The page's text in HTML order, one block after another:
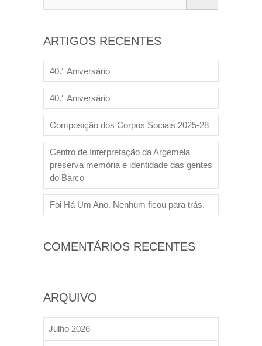
ARTIGOS RECENTES
40.° Aniversário
40.° Aniversário
Composição dos Corpos Sociais 2025-28
Centro de Interpretação da Argemela
preserva memória e identidade das gentes
do Barco
Foi Há Um Ano. Nenhum ficou para trás.
COMENTÁRIOS RECENTES
ARQUIVO
Julho 2026